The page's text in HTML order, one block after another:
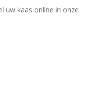
uw kaas online in onze